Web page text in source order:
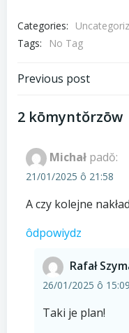
Categories:
Tags:
No Tag
Post
Previous post
2 kōmyntŏrzōw
Michał padŏ:
21/01/2025 ô 21:58
A czy kolejne
ôdpowiydz
Rafał
26/01/2025 ô 15:09
Taki je plan!